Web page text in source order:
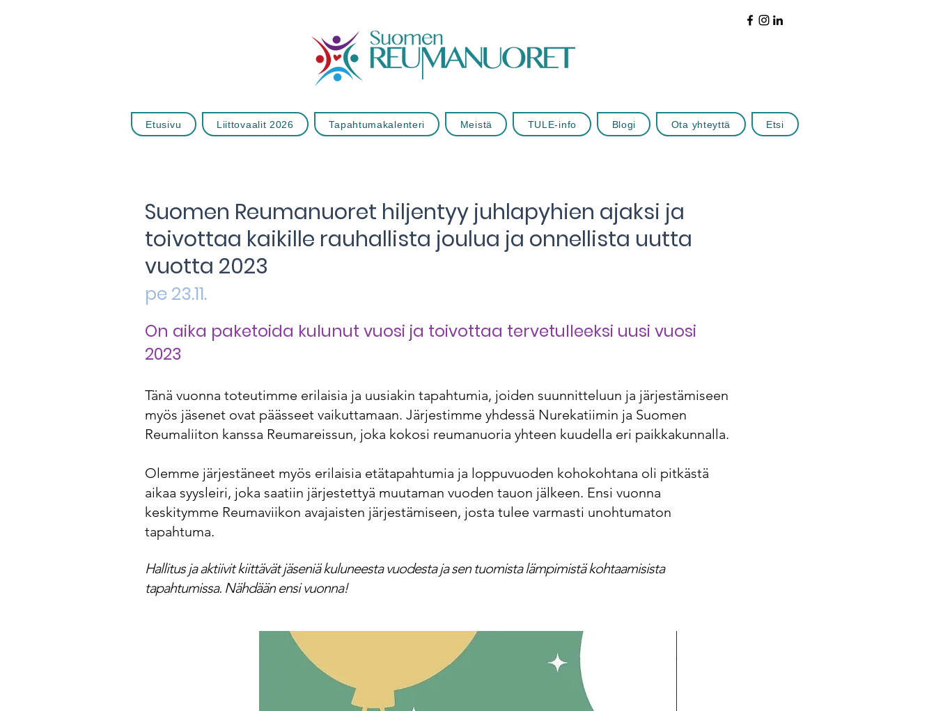
Etusivu Liittovaalit 2026 Tapahtumakalenteri Meistä TULE-info Blogi Ota yhteyttä Etsi
Suomen Reumanuoret hiljentyy juhlapyhien ajaksi ja
toivottaa kaikille rauhallista joulua ja onnellista uutta
vuotta 2023
pe 23.11.
On aika paketoida kulunut vuosi ja toivottaa tervetulleeksi uusi vuosi
2023
Tänä vuonna toteutimme erilaisia ja uusiakin tapahtumia, joiden suunnitteluun ja järjestämiseen
myös jäsenet ovat päässeet vaikuttamaan. Järjestimme yhdessä Nurekatiimin ja Suomen
Reumaliiton kanssa Reumareissun, joka kokosi reumanuoria yhteen kuudella eri paikkakunnalla.
Olemme järjestäneet myös erilaisia etätapahtumia ja loppuvuoden kohokohtana oli pitkästä
aikaa syysleiri, joka saatiin järjestettyä muutaman vuoden tauon jälkeen. Ensi vuonna
keskitymme Reumaviikon avajaisten järjestämiseen, josta tulee varmasti unohtumaton
tapahtuma.
Hallitus ja aktiivit kiittävät jäseniä kuluneesta vuodestaja sen tuomista lämpimistä kohtaamisista
tapahtumissa. Nähdään ensi vuonna!